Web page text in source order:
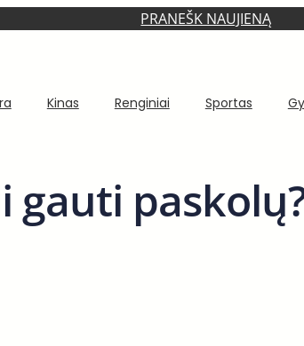
PRANEŠK NAUJIENĄ
Kinas Renginiai Sportas
gauti